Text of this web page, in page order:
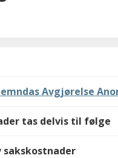
Avgjørelse
tas delvis til følge
sakskostnader